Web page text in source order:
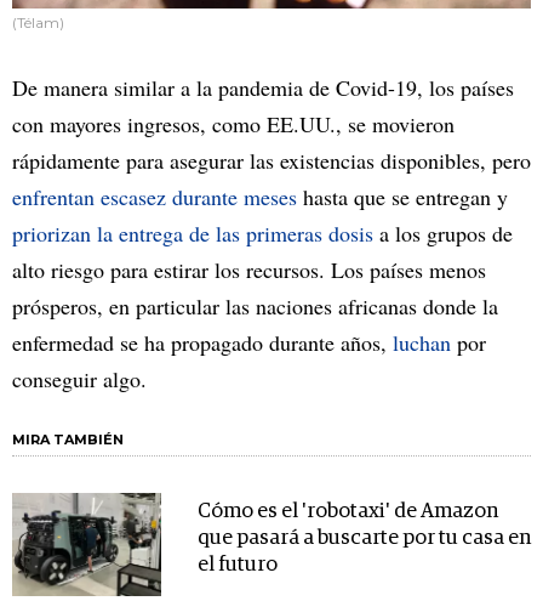
(Télam)
De manera similar a la pandemia de Covid-19, los países
con mayores ingresos, como EE.UU., se movieron
rápidamente para asegurar las existencias disponibles, pero
enfrentan escasez durante meses hasta que se entregan y
priorizan la entrega de las primeras dosis a los grupos de
alto riesgo para estirar los recursos. Los países menos
prósperos, en particular las naciones africanas donde la
enfermedad se ha propagado durante años, luchan por
conseguir algo.
MIRA TAMBIÉN
Cómo es el 'robotaxi' de Amazon
que pasará a buscarte por tu casa en
el futuro